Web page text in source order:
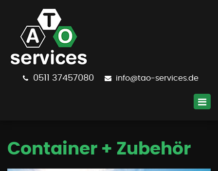
0511 37457080 info@tao-services.de
Container + Zubehör